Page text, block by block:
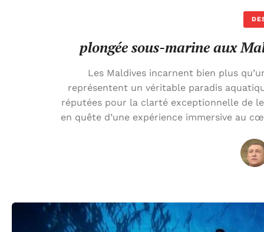
plongée sous-marine aux
Les Maldives incarnent bien plus
représentent un véritable paradis
réputées pour la clarté exceptionnelle de
en quête d’une expérience immersive au